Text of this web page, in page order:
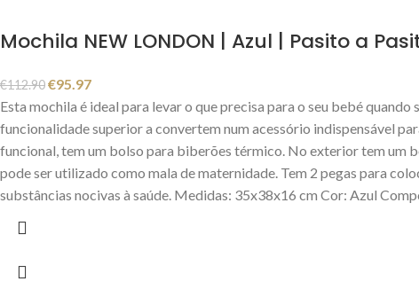
Mochila NEW LONDON | Azul | Pasito a
€112.90€95.97
Esta mochila é ideal para levar o que precisa para o seu bebé
funcionalidade superior a convertem num acessório indispensável
funcional, tem um bolso para biberões térmico. No exterior tem um
pode ser utilizado como mala de maternidade. Tem 2 pegas para
substâncias nocivas à saúde. Medidas: 35x38x16 cm Cor: Azul